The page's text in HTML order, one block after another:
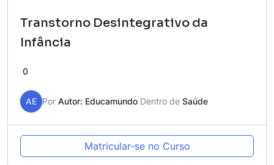
Transtorno Desintegrativo da
Infância
0
AE Por Autor: Educamundo Dentro de Saúde
Matricular-se no Curso